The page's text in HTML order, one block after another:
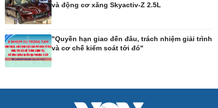
Công nghệ
Tin Công nghệ
Trải nghiệm
Chuyển đổi số
Cây thuốc
Sản phụ khoa
Ăn sạch sống khỏe
và động cơ xăng Skyactiv-Z 2.5L
"Quyền hạn giao đến đâu, trách nhiệm giải trình
và cơ chế kiểm soát tới đó"